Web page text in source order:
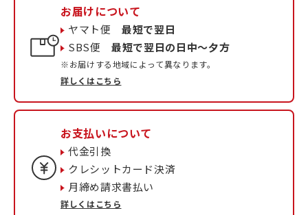
お届けについて
ヤマト便最短で翌日
SBS便最短で翌日の日中〜夕方
※お届けする地域によって異なります。
詳しくはこちら
お支払いについて
代金引換
クレシットカード決済
月締め請求書払い
詳しくはこちら